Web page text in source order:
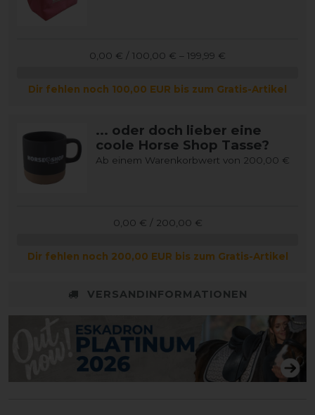
0,00 € / 100,00 € – 199,99 €
Dir fehlen noch 100,00 EUR bis zum Gratis-Artikel
... oder doch lieber eine
coole Horse Shop Tasse?
Ab einem Warenkorbwert von 200,00 €
0,00 € / 200,00 €
Dir fehlen noch 200,00 EUR bis zum Gratis-Artikel
VERSANDINFORMATIONEN